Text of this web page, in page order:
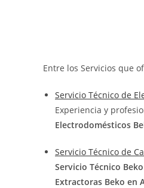
Entre los Servicios que
Servicio Técnico de
Experiencia y
Electrodomésticos
Servicio Técnico de
Servicio Técnico Beko
Extractoras Beko en